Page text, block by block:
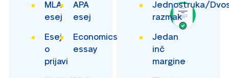
MLA
esej
APA
esej
Esej
o
prijavi
Economics
essay
Jednostruka/
razmak
Jedan
inč
margine